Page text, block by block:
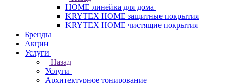
HOME линейка для дома
KRYTEX HOME защитные покрытия
KRYTEX HOME чистящие покрытия
Бренды
Акции
Услуги
Назад
Услуги
Архитектурное тонирование